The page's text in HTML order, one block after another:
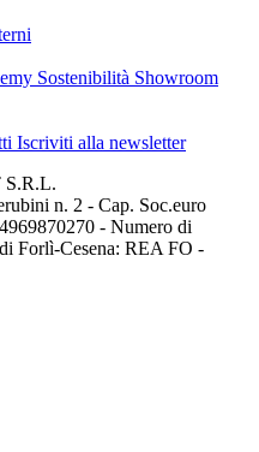
Sostenibilità Showroom
Iscriviti alla newsletter
n. 2 - Cap. Soc.euro
- Numero di
Forlì-Cesena: REA FO -